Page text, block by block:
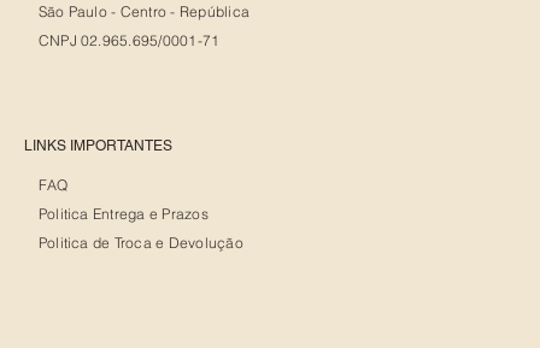
São Paulo - Centro - República
CNPJ 02.965.695/0001-71
LINKS IMPORTANTES
FAQ
Politica Entrega e Prazos
Politica de Troca e Devolução